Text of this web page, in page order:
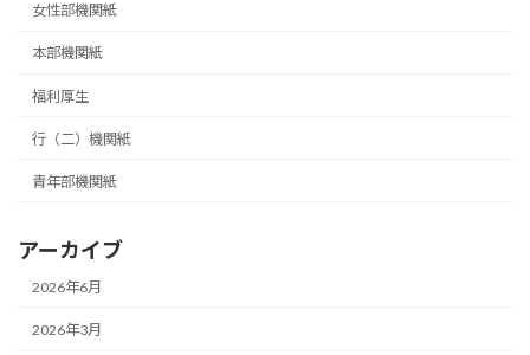
女性部機関紙
本部機関紙
福利厚生
行（二）機関紙
青年部機関紙
アーカイブ
2026年6月
2026年3月